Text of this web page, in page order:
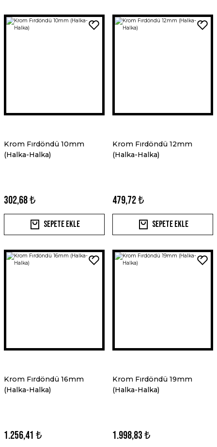
Krom Fırdöndü 10mm
(Halka-Halka)
302,68 ₺
Sepete Ekle
Krom Fırdöndü 12mm
(Halka-Halka)
479,72 ₺
Sepete Ekle
Krom Fırdöndü 16mm
(Halka-Halka)
1.256,41 ₺
Krom Fırdöndü 19mm
(Halka-Halka)
1.998,83 ₺